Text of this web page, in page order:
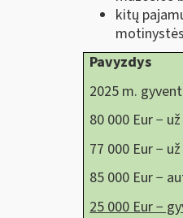
kitų
Pavyzdys
2025 m.
80 000 Eur −
77 000 Eur −
85 000 Eur −
25 000 Eur −